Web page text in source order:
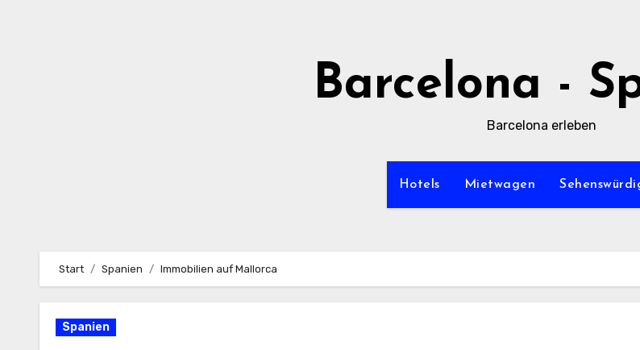
Barcelona -
Barcelona erleben
Hotels Mietwagen
Start Spanien Immobilien auf Mallorca
Spanien